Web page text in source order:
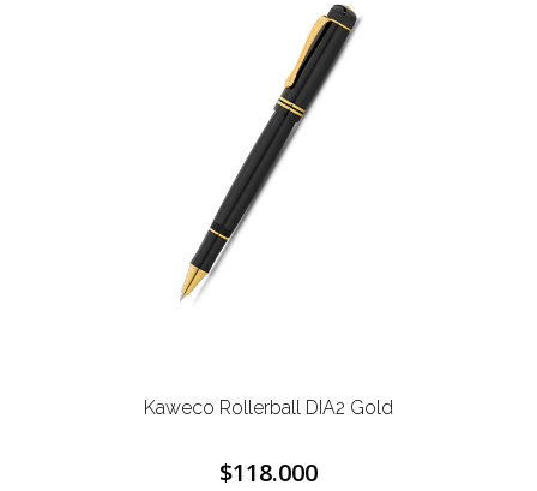
Kaweco Rollerball DIA2 Gold
$118.000